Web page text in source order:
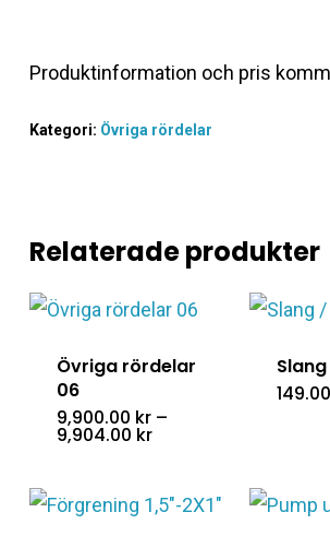
Produktinformation och pris
Kategori: Övriga rördelar
Relaterade produkter
Övriga rördelar
06
9,900.00 kr –
9,904.00 krPrisintervall:
149.00